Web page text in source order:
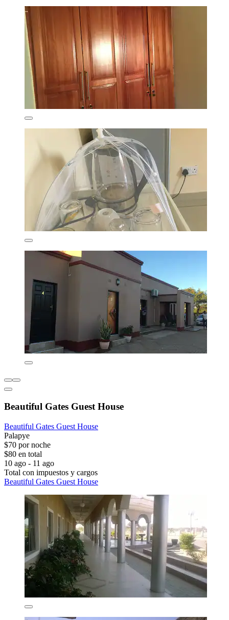
Beautiful Gates Guest House
Beautiful Gates Guest House
Palapye
$70 por noche
$80 en total
10 ago - 11 ago
Total con impuestos y cargos
Beautiful Gates Guest House